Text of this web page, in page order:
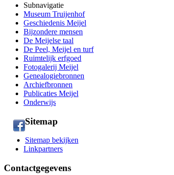
Subnavigatie
Museum Truijenhof
Geschiedenis Meijel
Bijzondere mensen
De Meijelse taal
De Peel, Meijel en turf
Ruimtelijk erfgoed
Fotogalerij Meijel
Genealogiebronnen
Archiefbronnen
Publicaties Meijel
Onderwijs
Sitemap
Sitemap bekijken
Linkpartners
Contactgegevens